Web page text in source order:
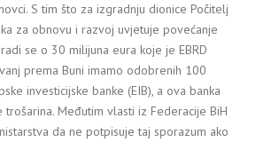
S tim što za izgradnju dionice Počitelj
za obnovu i razvoj uvjetuje povećanje
se o 30 milijuna eura koje je EBRD
prema Buni imamo odobrenih 100
investicijske banke (EIB), a ova banka
Međutim vlasti iz Federacije BiH
da ne potpisuje taj sporazum ako